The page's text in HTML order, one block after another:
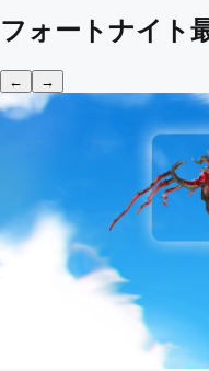
フォートナイト
← →